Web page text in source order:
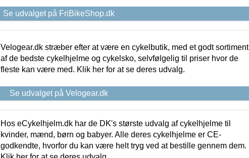
Se udvalget på FriBikeShop.dk
Velogear.dk stræber efter at være en cykelbutik, med et godt sortiment
af de bedste cykelhjelme og cykelsko, selvfølgelig til priser hvor de
fleste kan være med. Klik her for at se deres udvalg.
Se udvalget på Velogear.dk
Hos eCykelhjelm.dk har de DK's største udvalg af cykelhjelme til
kvinder, mænd, børn og babyer. Alle deres cykelhjelme er CE-
godkendte, hvorfor du kan være helt tryg ved at bestille gennem dem.